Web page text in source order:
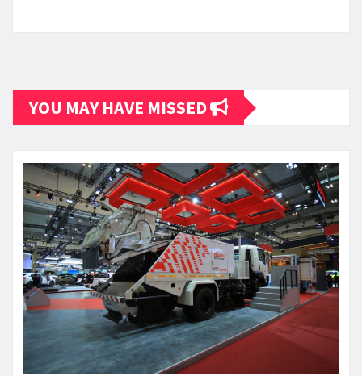
YOU MAY HAVE MISSED